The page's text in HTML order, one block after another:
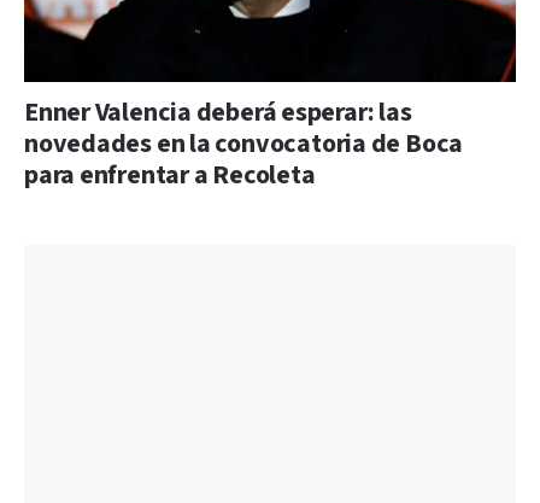
Enner Valencia deberá esperar: las
novedades en la convocatoria de Boca
para enfrentar a Recoleta